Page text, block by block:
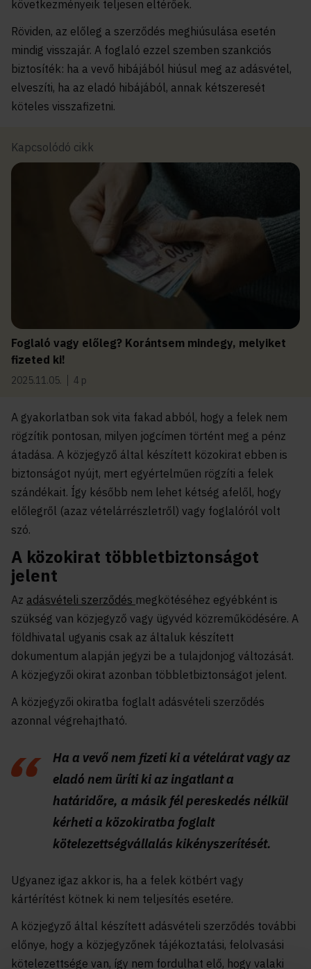
következményeik teljesen eltérőek.
Röviden, az előleg a szerződés meghiúsulása esetén
mindig visszajár. A foglaló ezzel szemben szankciós
biztosíték: ha a vevő hibájából hiúsul meg az adásvétel,
elveszíti, ha az eladó hibájából, annak kétszeresét
köteles visszafizetni.
Kapcsolódó cikk
Foglaló vagy előleg? Korántsem mindegy, melyiket
fizeted ki!
2025.11.05. 4 p
A gyakorlatban sok vita fakad abból, hogy a felek nem
rögzítik pontosan, milyen jogcímen történt meg a pénz
átadása. A közjegyző által készített közokirat ebben is
biztonságot nyújt, mert egyértelműen rögzíti a felek
szándékait. Így később nem lehet kétség afelől, hogy
előlegről (azaz vételárrészletről) vagy foglalóról volt
szó.
A közokirat többletbiztonságot
jelent
Az adásvételi szerződés megkötéséhez egyébként is
szükség van közjegyző vagy ügyvéd közreműködésére. A
földhivatal ugyanis csak az általuk készített
dokumentum alapján jegyzi be a tulajdonjog változását.
A közjegyzői okirat azonban többletbiztonságot jelent.
A közjegyzői okiratba foglalt adásvételi szerződés
azonnal végrehajtható.
Ha a vevő nem fizeti ki a vételárat vagy az
eladó nem üríti ki az ingatlant a
határidőre, a másik fél pereskedés nélkül
kérheti a közokiratba foglalt
kötelezettségvállalás kikényszerítését.
Ugyanez igaz akkor is, ha a felek kötbért vagy
kártérítést kötnek ki nem teljesítés esetére.
A közjegyző által készített adásvételi szerződés további
előnye, hogy a közjegyzőnek tájékoztatási, felolvasási
kötelezettsége van, így nem fordulhat elő, hogy valaki